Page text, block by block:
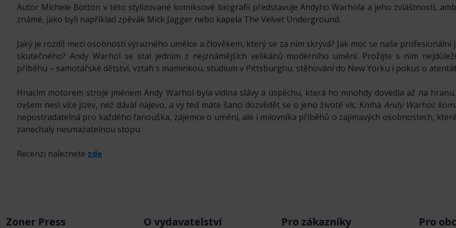
Autor Michele Botton v této stylizované komiksové biografii představuje Andyho Warhola a jeho zvláštnosti,
známé, jako byli například zpěvák Mick Jagger nebo kapela The Velvet Underground.
Jaký je rozdíl mezi osobností výrazného umělce a člověkem, který se za ním skrývá? Jak moc se naše
skutečného? Andy Warhol se stal jedním z nejznámějších velikánů moderního umění. Prožijte s ním
příběhu – samotářské dětství, vztah s maminkou, studium v Pittsburghu, stěhování do New Yorku i pokus o
Hnacím motorem stroje jménem Andy Warhol byla vidina slávy a úspěchu, která ho mnohdy dovedla až na
ovšem nesl více jizev, než dával najevo, a vy teď máte šanci dozvědět se o jeho životě víc. Kniha Andy Warhol:
nepostradatelná pro každého fanouška, zájemce o umění, ale i milovníka příběhů o zajímavých osobnostech,
zanechaly nesmazatelnou stopu.
Recenzi naleznete zde
Zoner Press O vydavatelství Pro zákazníky Pro